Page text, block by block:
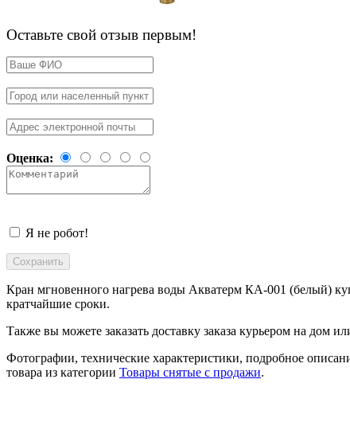
Оставьте свой отзыв первым!
Оценка:
Я не робот!
Кран мгновенного нагрева воды Акватерм КА-001 (белый)
кратчайшие сроки.
Также вы можете заказать доставку заказа курьером на дом
Фотографии, технические характеристики, подробное
товара из категории Товары снятые с продажи.